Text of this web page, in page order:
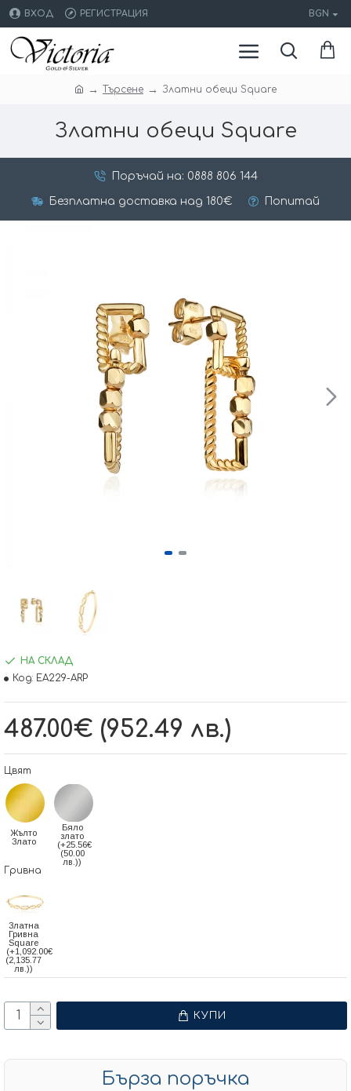
ВХОД РЕГИСТРАЦИЯ BGN
Търсене Златни обеци Square
Златни обеци Square
Поръчай на: 0888 806 144
Безплатна доставка над 180€ Попитай
487.00€ (952.49 лв.)
НА СКЛАД
Код: EA229-ARP
Цвят
Жълто
Злато
Бяло
злато
(+25.56€
(50.00
лв.))
Гривна
Златна
Гривна
Square
(+1,092.00€
(2,135.77
лв.))
КУПИ
Бърза поръчка